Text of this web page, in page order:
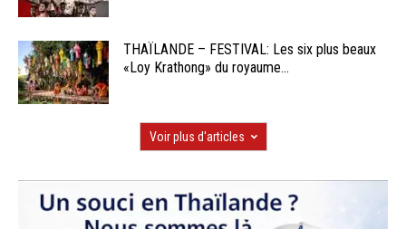
THAÏLANDE – FESTIVAL: Les six plus beaux
«Loy Krathong» du royaume...
Voir plus d'articles